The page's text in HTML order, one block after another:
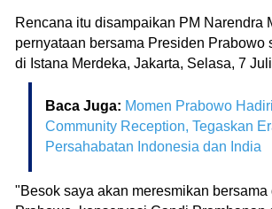
Rencana itu disampaikan PM Narendra
pernyataan bersama Presiden Prabowo
di Istana Merdeka, Jakarta, Selasa, 7
Baca Juga: Momen Prabowo
Community Reception, Tegaskan
Persahabatan Indonesia dan India
"Besok saya akan meresmikan